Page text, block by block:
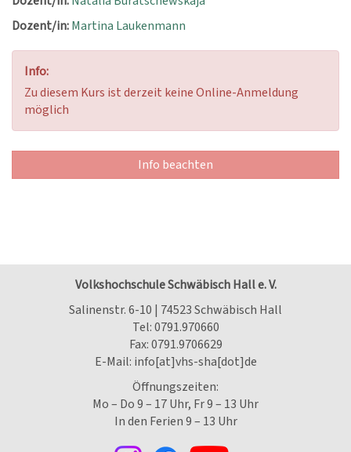
Dozent/in:Martina Laukenmann
Info:
Zu diesem Kurs ist derzeit keine Online-Anmeldung
möglich
Info beachten
Volkshochschule Schwäbisch Hall e. V.
Salinenstr. 6-10 | 74523 Schwäbisch Hall
Tel:0791.970660
Fax: 0791.9706629
E-Mail: info[at]vhs-sha[dot]de
Öffnungszeiten:
Mo – Do 9 – 17 Uhr, Fr 9 – 13 Uhr
In den Ferien 9 – 13 Uhr